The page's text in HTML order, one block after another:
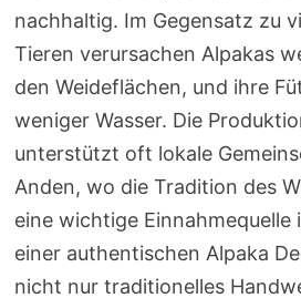
nachhaltig. Im Gegensatz zu
Tieren verursachen Alpakas
den Weideflächen, und ihre
weniger Wasser. Die
unterstützt oft lokale
Anden, wo die Tradition des
eine wichtige Einnahmequelle
einer authentischen Alpaka
nicht nur traditionelles